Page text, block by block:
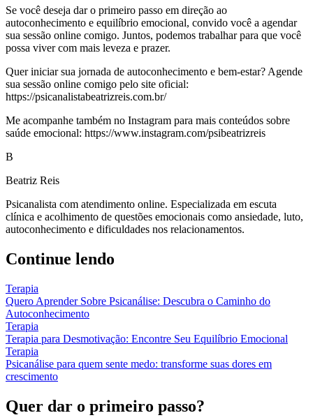
Se você deseja dar o primeiro passo em direção ao
autoconhecimento e equilíbrio emocional, convido você a agendar
sua sessão online comigo. Juntos, podemos trabalhar para que você
possa viver com mais leveza e prazer.
Quer iniciar sua jornada de autoconhecimento e bem-estar? Agende
sua sessão online comigo pelo site oficial:
https://psicanalistabeatrizreis.com.br/
Me acompanhe também no Instagram para mais conteúdos sobre
saúde emocional: https://www.instagram.com/psibeatrizreis
B
Beatriz Reis
Psicanalista com atendimento online. Especializada em escuta
clínica e acolhimento de questões emocionais como ansiedade, luto,
autoconhecimento e dificuldades nos relacionamentos.
Continue lendo
Terapia
Quero Aprender Sobre Psicanálise: Descubra o Caminho do
Autoconhecimento
Terapia
Terapia para Desmotivação: Encontre Seu Equilíbrio Emocional
Terapia
Psicanálise para quem sente medo: transforme suas dores em
crescimento
Quer dar o primeiro passo?